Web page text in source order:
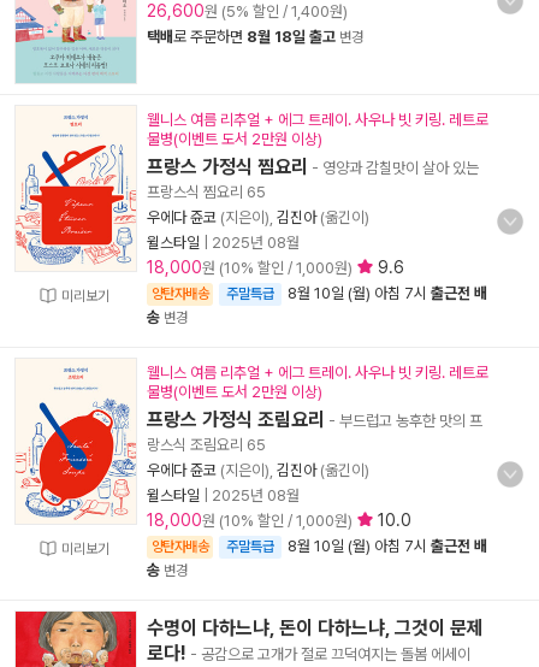
26,600원 (5% 할인 / 1,400원)
택배로 주문하면 8월 18일 출고 변경
미리보기
웰니스 여름 리추얼 + 에그 트레이. 사우나 빗 키링. 레트로
물병(이벤트 도서 2만원 이상)
프랑스 가정식 찜요리 - 영양과 감칠맛이 살아 있는
프랑스식 찜요리 65
우에다 쥰코 (지은이), 김진아(옮긴이)
윌스타일
2025년 08월
18,000원 (10% 할인 / 1,000원) 9.6
양탄자배송 주말특급 8월 10일 (월) 아침 7시 출근전 배
송 변경
미리보기
웰니스 여름 리추얼 + 에그 트레이. 사우나 빗 키링. 레트로
물병(이벤트 도서 2만원 이상)
프랑스 가정식 조림요리 - 부드럽고 농후한 맛의 프
랑스식 조림요리 65
우에다 쥰코 (지은이), 김진아(옮긴이)
윌스타일
2025년 08월
18,000원 (10% 할인 / 1,000원) 10.0
양탄자배송 주말특급 8월 10일 (월) 아침 7시 출근전 배
송 변경
수명이 다하느냐, 돈이 다하느냐, 그것이 문제
로다! - 공감으로 고개가 절로 끄덕여지는 돌봄 에세이